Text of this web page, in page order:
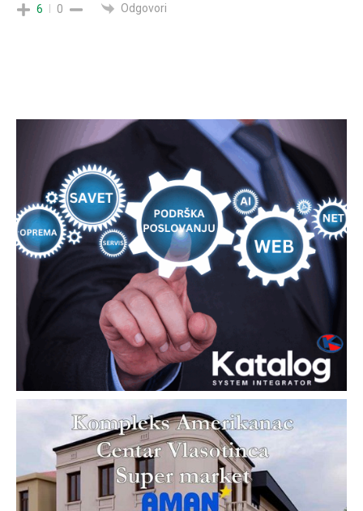
6 0 Odgovori